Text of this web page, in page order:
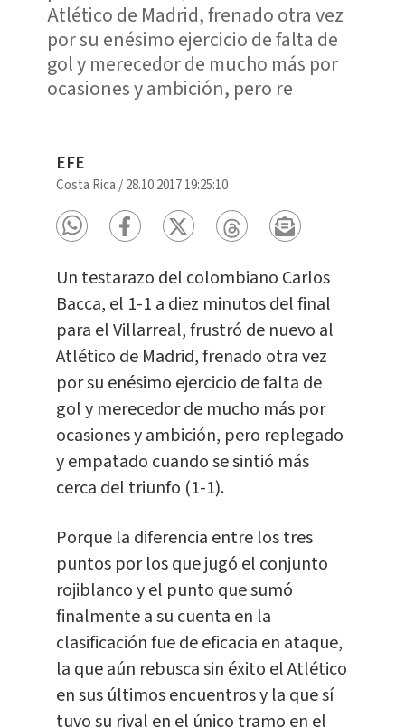
Atlético de Madrid, frenado otra vez
por su enésimo ejercicio de falta de
gol y merecedor de mucho más por
ocasiones y ambición, pero re
EFE
Costa Rica /28.10.2017 19:25:10
Un testarazo del colombiano Carlos
Bacca, el 1-1 a diez minutos del final
para el Villarreal, frustró de nuevo al
Atlético de Madrid, frenado otra vez
por su enésimo ejercicio de falta de
gol y merecedor de mucho más por
ocasiones y ambición, pero replegado
y empatado cuando se sintió más
cerca del triunfo (1-1).
Porque la diferencia entre los tres
puntos por los que jugó el conjunto
rojiblanco y el punto que sumó
finalmente a su cuenta en la
clasificación fue de eficacia en ataque,
la que aún rebusca sin éxito el Atlético
en sus últimos encuentros y la que sí
tuvo su rival en el único tramo en el